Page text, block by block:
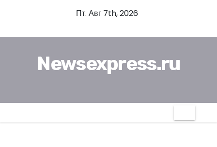
к
Пт. Авг 7th, 2026
Newsexpress.ru